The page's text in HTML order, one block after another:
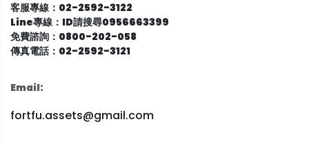
客服專線：02-2592-3122
Line專線：ID請搜尋0956663399
免費諮詢：0800-202-058
傳真電話：02-2592-3121
Email:
fortfu.assets@gmail.com